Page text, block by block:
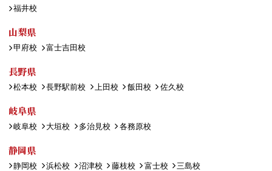
福井校
山梨県
甲府校 富士吉田校
長野県
松本校 長野駅前校 上田校 飯田校 佐久校
岐阜県
岐阜校 大垣校 多治見校 各務原校
静岡県
静岡校 浜松校 沼津校 藤枝校 富士校 三島校